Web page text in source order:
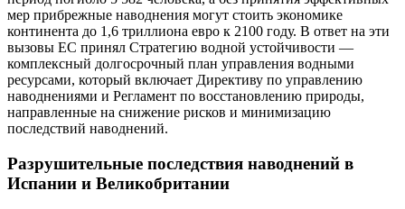
мер прибрежные наводнения могут стоить экономике
континента до 1,6 триллиона евро к 2100 году. В ответ на эти
вызовы ЕС принял Стратегию водной устойчивости —
комплексный долгосрочный план управления водными
ресурсами, который включает Директиву по управлению
наводнениями и Регламент по восстановлению природы,
направленные на снижение рисков и минимизацию
последствий наводнений.
Разрушительные последствия наводнений в
Испании и Великобритании